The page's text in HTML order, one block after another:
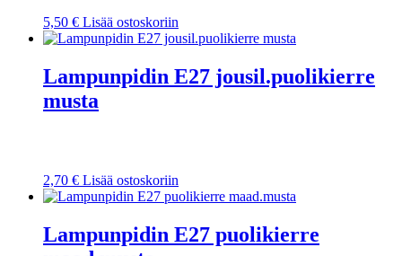
5,50 € Lisää ostoskoriin
Lampunpidin E27 jousil.puolikierre
musta
2,70 € Lisää ostoskoriin
Lampunpidin E27 puolikierre